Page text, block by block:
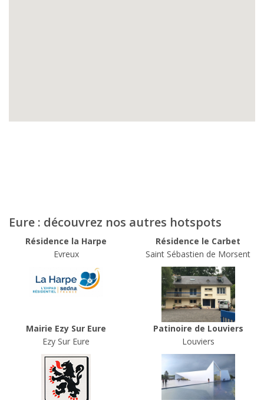
Eure : découvrez nos autres hotspots
Résidence la Harpe
Evreux
Résidence le Carbet
Saint Sébastien de Morsent
Mairie Ezy Sur Eure
Ezy Sur Eure
Patinoire de Louviers
Louviers